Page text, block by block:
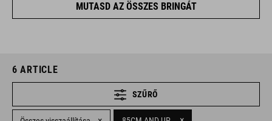
MUTASD AZ ÖSSZES BRINGÁT
6 ARTICLE
SZŰRŐ